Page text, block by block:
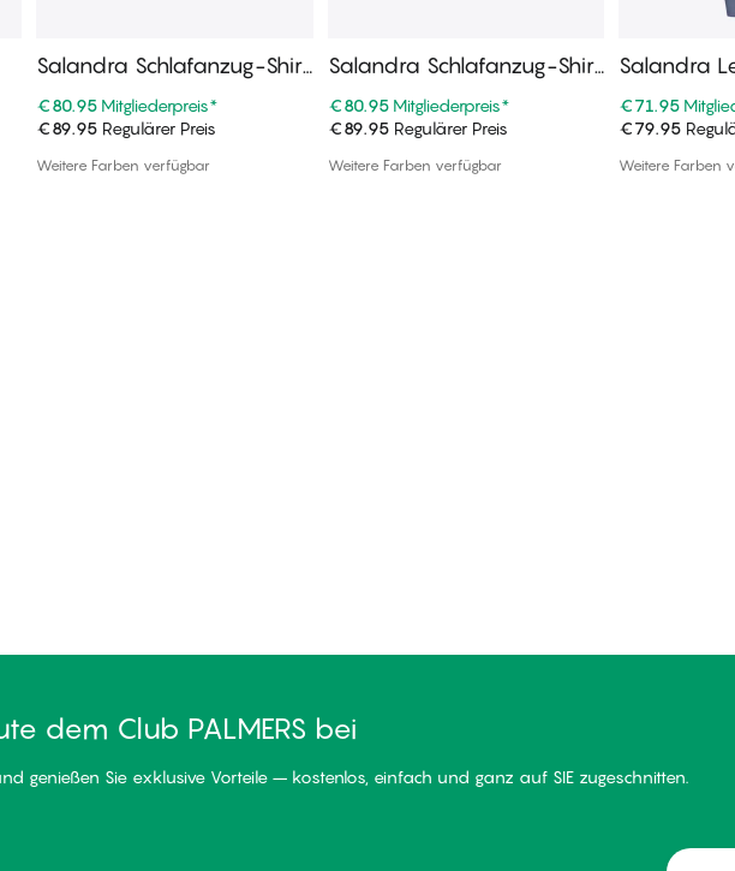
In den Warenkorb
Salandra Schlafanzug-Shirt
€80.95 Mitgliederpreis*
€89.95 Regulärer Preis
Weitere Farben verfügbar
In den Warenkorb
Salandra Schlafanzug-Shirt
€80.95 Mitgliederpreis*
€89.95Regulärer Preis
Weitere Farben verfügbar
In
Salandra
€71.95
€79.95
Weitere Farben
dem Club PALMERS bei
genießen Sie exklusive Vorteile – kostenlos, einfach und ganz auf SIE zugeschnitten.